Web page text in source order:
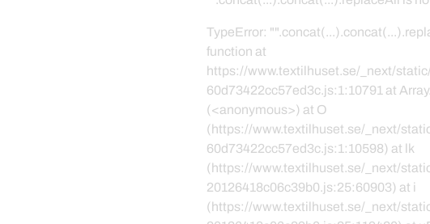
TypeError:
function at
https://www.textilhuset.se/_next/
60d73422cc57ed3c.js:1:10791 at
(<anonymous>) at O
(https://www.textilhuset.se/_next/
60d73422cc57ed3c.js:1:10598) at lk
(https://www.textilhuset.se/_next/
20126418c06c39b0.js:25:60903) at i
(https://www.textilhuset.se/_next/